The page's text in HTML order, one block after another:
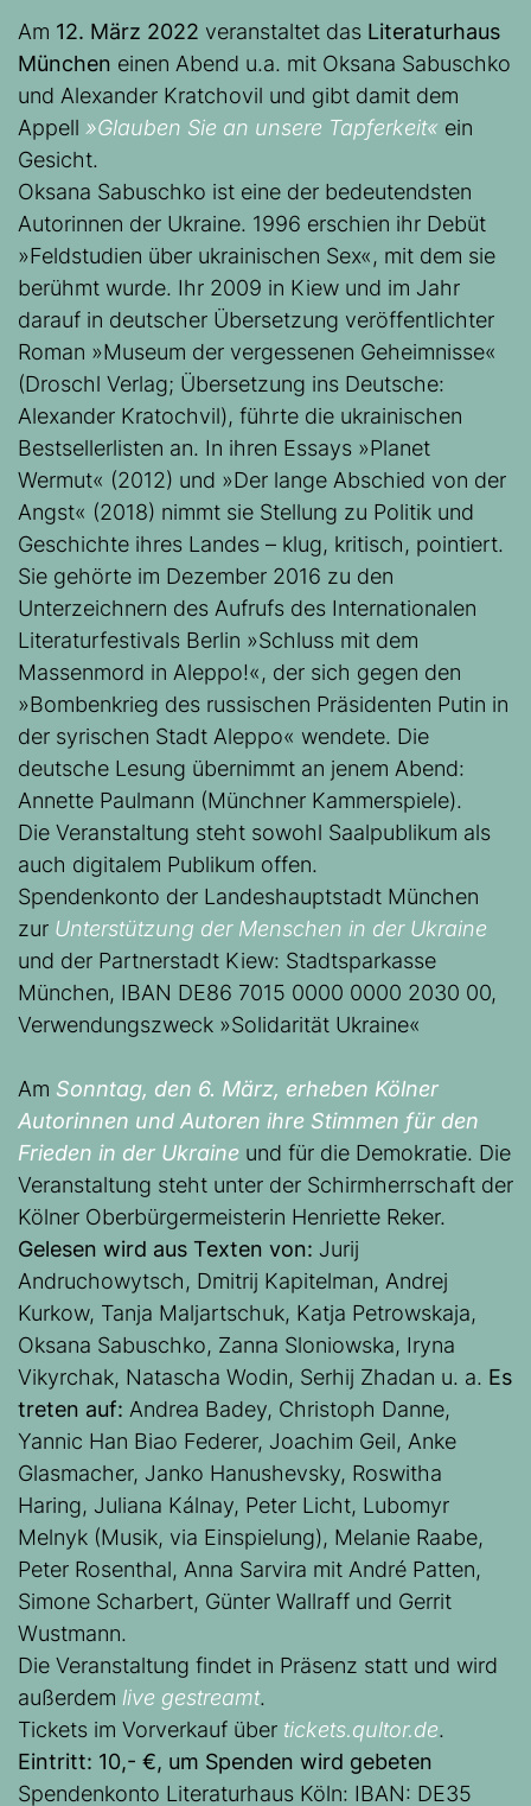
Am 12. März 2022 veranstaltet das Literaturhaus
München einen Abend u.a. mit Oksana Sabuschko
und Alexander Kratchovil und gibt damit dem
Appell »Glauben Sie an unsere Tapferkeit« ein
Gesicht.
Oksana Sabuschko ist eine der bedeutendsten
Autorinnen der Ukraine. 1996 erschien ihr Debüt
»Feldstudien über ukrainischen Sex«, mit dem sie
berühmt wurde. Ihr 2009 in Kiew und im Jahr
darauf in deutscher Übersetzung veröffentlichter
Roman »Museum der vergessenen Geheimnisse«
(Droschl Verlag; Übersetzung ins Deutsche:
Alexander Kratochvil), führte die ukrainischen
Bestsellerlisten an. In ihren Essays »Planet
Wermut« (2012) und »Der lange Abschied von der
Angst« (2018) nimmt sie Stellung zu Politik und
Geschichte ihres Landes – klug, kritisch, pointiert.
Sie gehörte im Dezember 2016 zu den
Unterzeichnern des Aufrufs des Internationalen
Literaturfestivals Berlin »Schluss mit dem
Massenmord in Aleppo!«, der sich gegen den
»Bombenkrieg des russischen Präsidenten Putin in
der syrischen Stadt Aleppo« wendete. Die
deutsche Lesung übernimmt an jenem Abend:
Annette Paulmann (Münchner Kammerspiele).
Die Veranstaltung steht sowohl Saalpublikum als
auch digitalem Publikum offen.
Spendenkonto der Landeshauptstadt München
zur Unterstützung der Menschen in der Ukraine
und der Partnerstadt Kiew: Stadtsparkasse
München, IBAN DE86 7015 0000 0000 2030 00,
Verwendungszweck »Solidarität Ukraine«
Am Sonntag, den 6. März, erheben Kölner
Autorinnen und Autoren ihre Stimmen für den
Frieden in der Ukraine und für die Demokratie. Die
Veranstaltung steht unter der Schirmherrschaft der
Kölner Oberbürgermeisterin Henriette Reker.
Gelesen wird aus Texten von: Jurij
Andruchowytsch, Dmitrij Kapitelman, Andrej
Kurkow, Tanja Maljartschuk, Katja Petrowskaja,
Oksana Sabuschko, Zanna Sloniowska, Iryna
Vikyrchak, Natascha Wodin, Serhij Zhadan u. a. Es
treten auf: Andrea Badey, Christoph Danne,
Yannic Han Biao Federer, Joachim Geil, Anke
Glasmacher, Janko Hanushevsky, Roswitha
Haring, Juliana Kálnay, Peter Licht, Lubomyr
Melnyk (Musik, via Einspielung), Melanie Raabe,
Peter Rosenthal, Anna Sarvira mit André Patten,
Simone Scharbert, Günter Wallraff und Gerrit
Wustmann.
Die Veranstaltung findet in Präsenz statt und wird
außerdem live gestreamt.
Tickets im Vorverkauf über tickets.qultor.de.
Eintritt: 10,- €, um Spenden wird gebeten
Spendenkonto Literaturhaus Köln: IBAN: DE35